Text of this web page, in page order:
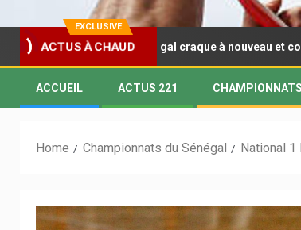
EXCLUSIVE
ACTUS À CHAUD
(F) : Le Sénégal craque à nouveau et concède un
ACCUEIL ACTUS 221
Home Championnats du Sénégal National 1